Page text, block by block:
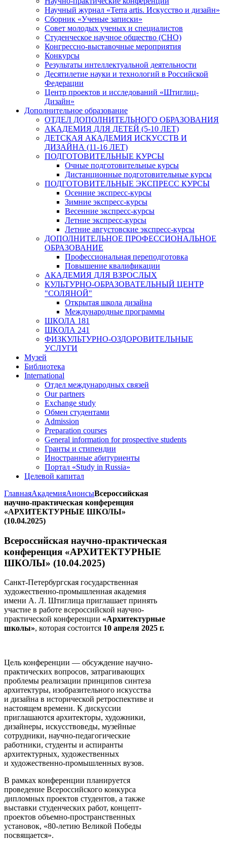
Научный журнал «Terra artis. Искусство и дизайн»
Сборник «Ученые записки»
Совет молодых ученых и специалистов
Студенческое научное общество (СНО)
Конгрессно-выставочные мероприятия
Конкурсы
Результаты интеллектуальной деятельности
Десятилетие науки и технологий в Российской
Федерации
Центр проектов и исследований «Штиглиц-
Дизайн»
Дополнительное образование
ОТДЕЛ ДОПОЛНИТЕЛЬНОГО ОБРАЗОВАНИЯ
АКАДЕМИЯ ДЛЯ ДЕТЕЙ (5-10 ЛЕТ)
ДЕТСКАЯ АКАДЕМИЯ ИСКУССТВ И
ДИЗАЙНА (11-16 ЛЕТ)
ПОДГОТОВИТЕЛЬНЫЕ КУРСЫ
Очные подготовительные курсы
Дистанционные подготовительные курсы
ПОДГОТОВИТЕЛЬНЫЕ ЭКСПРЕСС КУРСЫ
Осенние экспресс-курсы
Зимние экспресс-курсы
Весенние экспресс-курсы
Летние экспресс-курсы
Летние августовские экспресс-курсы
ДОПОЛНИТЕЛЬНОЕ ПРОФЕССИОНАЛЬНОЕ
ОБРАЗОВАНИЕ
Профессиональная переподготовка
Повышение квалификации
АКАДЕМИЯ ДЛЯ ВЗРОСЛЫХ
КУЛЬТУРНО-ОБРАЗОВАТЕЛЬНЫЙ ЦЕНТР
"СОЛЯНОЙ"
Открытая школа дизайна
Международные программы
ШКОЛА 181
ШКОЛА 241
ФИЗКУЛЬТУРНО-ОЗДОРОВИТЕЛЬНЫЕ
УСЛУГИ
Музей
Библиотека
International
Отдел международных связей
Our partners
Exchange study
Обмен студентами
Admission
Preparation courses
General information for prospective students
Гранты и стипендии
Иностранные абитуриенты
Портал «Study in Russia»
Целевой капитал
ГлавнаяАкадемияАнонсыВсероссийская
научно-практическая конференция
«АРХИТЕКТУРНЫЕ ШКОЛЫ»
(10.04.2025)
Всероссийская научно-практическая
конференция «АРХИТЕКТУРНЫЕ
ШКОЛЫ» (10.04.2025)
Санкт-Петербургская государственная
художественно-промышленная академия
имени А. Л. Штиглица приглашает принять
участие в работе всероссийской научно-
практической конференции «Архитектурные
школы», которая состоится 10 апреля 2025 г.
Цель конференции — обсуждение научно-
практических вопросов, затрагивающих
проблемы реализации принципов синтеза
архитектуры, изобразительного искусства
и дизайна в исторической ретроспективе и
настоящем времени. К дискуссии
приглашаются архитекторы, художники,
дизайнеры, искусствоведы, музейные
сотрудники, научно-педагогические
работники, студенты и аспиранты
архитектурных, художественных
и художественно-промышленных вузов.
В рамках конференции планируется
проведение Всероссийского конкурса
дипломных проектов студентов, а также
выставки студенческих работ, концепт-
проектов объемно-пространственных
установок, «80-летию Великой Победы
посвящается».